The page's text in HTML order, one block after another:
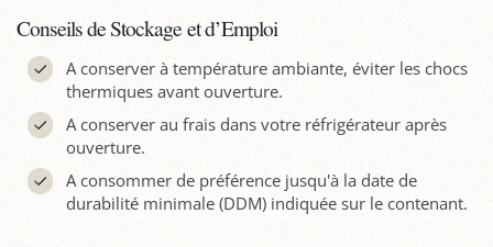
Conseils de Stockage et d’Emploi
A conserver à température ambiante, éviter les chocs
thermiques avant ouverture.
A conserver au frais dans votre réfrigérateur après
ouverture.
A consommer de préférence jusqu'à la date de
durabilité minimale (DDM) indiquée sur le contenant.